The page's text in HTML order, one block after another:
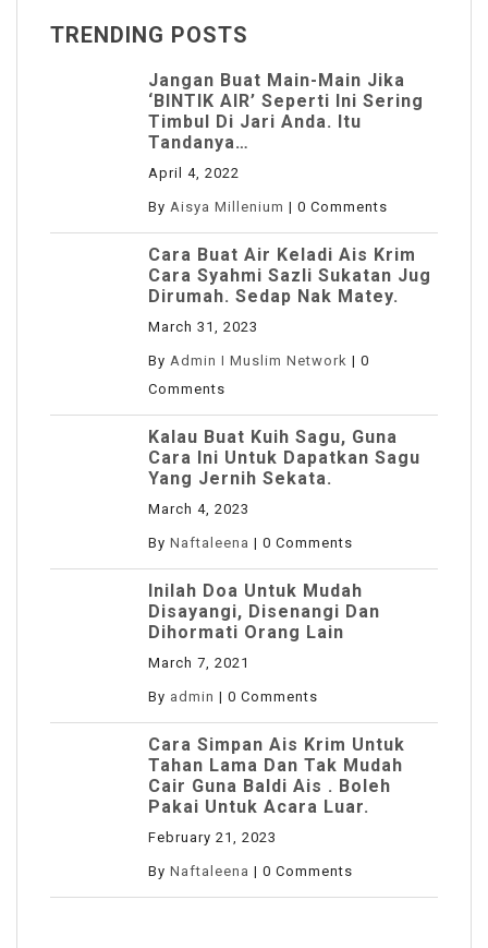
TRENDING POSTS
Jangan Buat Main-Main Jika
‘BINTIK AIR’ Seperti Ini Sering
Timbul Di Jari Anda. Itu
Tandanya…
April 4, 2022
By Aisya Millenium | 0 Comments
Cara Buat Air Keladi Ais Krim
Cara Syahmi Sazli Sukatan Jug
Dirumah. Sedap Nak Matey.
March 31, 2023
By Admin I Muslim Network | 0
Comments
Kalau Buat Kuih Sagu, Guna
Cara Ini Untuk Dapatkan Sagu
Yang Jernih Sekata.
March 4, 2023
By Naftaleena | 0 Comments
Inilah Doa Untuk Mudah
Disayangi, Disenangi Dan
Dihormati Orang Lain
March 7, 2021
By admin | 0 Comments
Cara Simpan Ais Krim Untuk
Tahan Lama Dan Tak Mudah
Cair Guna Baldi Ais . Boleh
Pakai Untuk Acara Luar.
February 21, 2023
By Naftaleena | 0 Comments